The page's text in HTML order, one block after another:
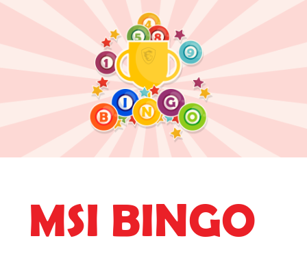
MSI BINGO